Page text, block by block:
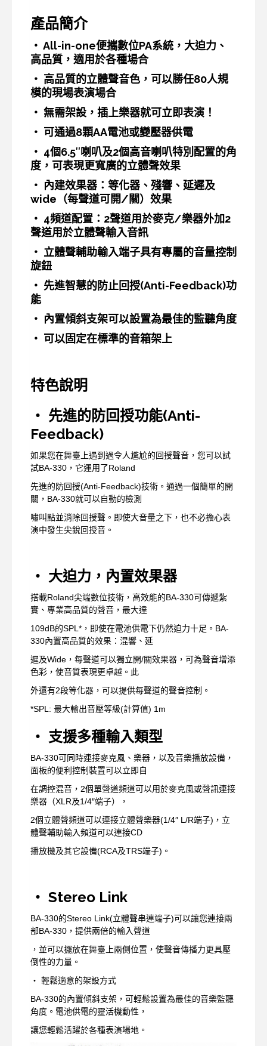
產品簡介
‧ All-in-one便攜數位PA系統，大迫力、
高品質，適用於各種場合
‧ 高品質的立體聲音色，可以勝任80人規
模的現場表演場合
‧ 無需架設，插上樂器就可立即表演！
‧ 可通過8顆AA電池或變壓器供電
‧ 4個6.5″喇叭及2個高音喇叭特別配置的角
度，可表現更寬廣的立體聲效果
‧ 內建效果器：等化器、殘響、延遲及
wide（每聲道可開/關）效果
‧ 4頻道配置：2聲道用於麥克/樂器外加2
聲道用於立體聲輸入音訊
‧ 立體聲輔助輸入端子具有專屬的音量控制
旋鈕
‧ 先進智慧的防止回授(Anti-Feedback)功
能
‧ 內置傾斜支架可以設置為最佳的監聽角度
‧ 可以固定在標準的音箱架上
特色說明
‧ 先進的防回授功能(Anti-
Feedback)
如果您在舞臺上遇到過令人尷尬的回授聲音，您可以試
試BA-330，它運用了Roland
先進的防回授(Anti-Feedback)技術。通過一個簡單的開
關，BA-330就可以自動的檢測
嘯叫點並消除回授聲。即使大音量之下，也不必擔心表
演中發生尖銳回授音。
‧ 大迫力，內置效果器
搭載Roland尖端數位技術，高效能的BA-330可傳遞紮
實、專業高品質的聲音，最大達
109dB的SPL*，即使在電池供電下仍然迫力十足。BA-
330內置高品質的效果：混響、延
遲及Wide，每聲道可以獨立開/關效果器，可為聲音增添
色彩，使音質表現更卓越。此
外還有2段等化器，可以提供每聲道的聲音控制。
*SPL: 最大輸出音壓等級(計算值) 1m
‧ 支援多種輸入類型
BA-330可同時連接麥克風、樂器，以及音樂播放設備，
面板的便利控制裝置可以立即自
在調控混音，2個單聲道頻道可以用於麥克風或聲訊連接
樂器（XLR及1/4″端子），
2個立體聲頻道可以連接立體聲樂器(1/4″ L/R端子)，立
體聲輔助輸入頻道可以連接CD
播放機及其它設備(RCA及TRS端子)。
‧ Stereo Link
BA-330的Stereo Link(立體聲串連端子)可以讓您連接兩
部BA-330，提供兩倍的輸入聲道
，並可以擺放在舞臺上兩側位置，使聲音傳播力更具壓
倒性的力量。
‧ 輕鬆適意的架設方式
BA-330的內置傾斜支架，可輕鬆設置為最佳的音樂監聽
角度。電池供電的靈活機動性，
讓您輕鬆活躍於各種表演場地。